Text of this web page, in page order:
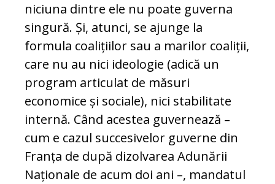
niciuna dintre ele nu poate guverna
singură. Și, atunci, se ajunge la
formula coalițiilor sau a marilor coaliții,
care nu au nici ideologie (adică un
program articulat de măsuri
economice și sociale), nici stabilitate
internă. Când acestea guvernează –
cum e cazul succesivelor guverne din
Franța de după dizolvarea Adunării
Naționale de acum doi ani –, mandatul